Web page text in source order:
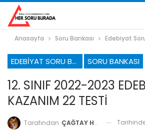
Anasayfa Soru Bankası Edebiyat
EDEBIYAT SORU BANKASI SORU BANKASI
12. SINIF 2022-2023
KAZANIM 22 TESTİ
Tarafından ÇAĞTAY HOCA